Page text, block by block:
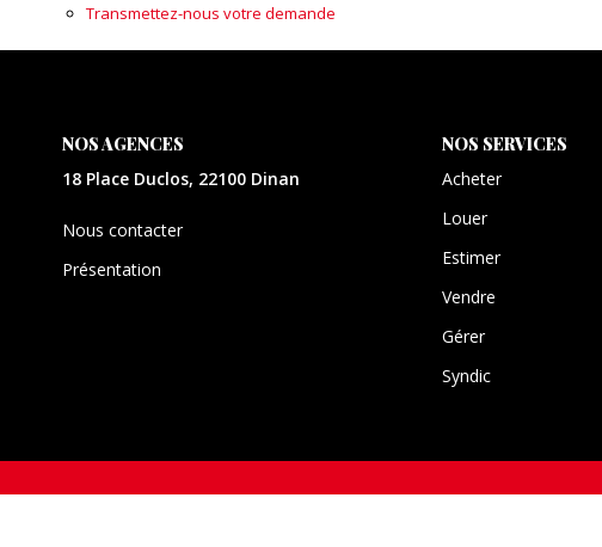
Transmettez-nous votre demande
NOS AGENCES
18 Place Duclos, 22100 Dinan
Nous contacter
Présentation
NOS SERVICES
Acheter
Louer
Estimer
Vendre
Gérer
Syndic